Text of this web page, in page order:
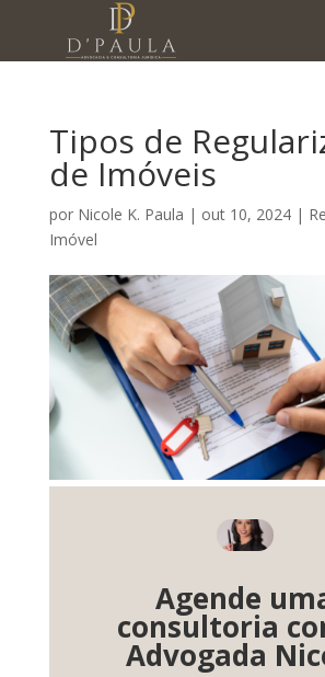
Tipos de
de Imóveis
por Nicole K. Paula | out 10, 2024|
Imóvel
Agende
consultoria
Advogada